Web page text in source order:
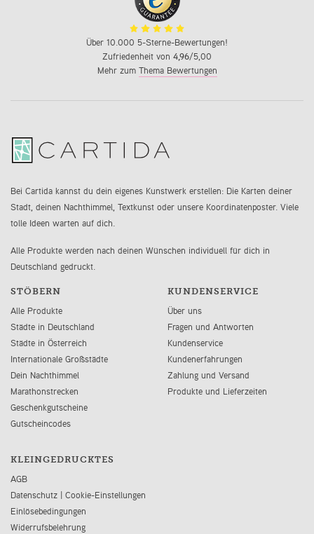
Über 10.000 5-Sterne-Bewertungen!
Zufriedenheit von 4,96/5,00
Mehr zum Thema Bewertungen
Bei Cartida kannst du dein eigenes Kunstwerk erstellen: Die Karten deiner
Stadt, deinen Nachthimmel, Textkunst oder unsere Koordinatenposter. Viele
tolle Ideen warten auf dich.
Alle Produkte werden nach deinen Wünschen individuell für dich in
Deutschland gedruckt.
STÖBERN
Alle Produkte
Städte in Deutschland
Städte in Österreich
Internationale Großstädte
Dein Nachthimmel
Marathonstrecken
Geschenkgutscheine
Gutscheincodes
KUNDENSERVICE
Über uns
Fragen und Antworten
Kundenservice
Kundenerfahrungen
Zahlung und Versand
Produkte und Lieferzeiten
KLEINGEDRUCKTES
AGB
Datenschutz | Cookie-Einstellungen
Einlösebedingungen
Widerrufsbelehrung